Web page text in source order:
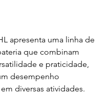
apresenta uma linha de
que combinam
e praticidade,
desempenho
diversas atividades.